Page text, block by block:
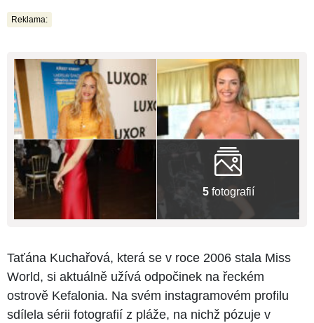
Reklama:
5fotografií
Taťána Kuchařová, která se v roce 2006 stala Miss
World, si aktuálně užívá odpočinek na řeckém
ostrově Kefalonia. Na svém instagramovém profilu
sdílela sérii fotografií z pláže, na nichž pózuje v